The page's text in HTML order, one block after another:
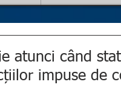
atunci când
impuse de